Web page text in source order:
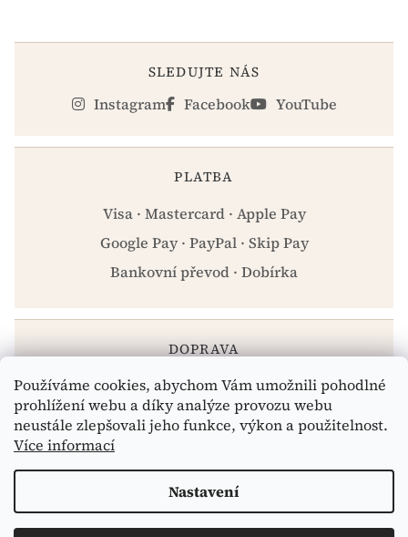
Používáme cookies, abychom Vám umožnili pohodlné
prohlížení webu a díky analýze provozu webu
neustále zlepšovali jeho funkce, výkon a použitelnost.
Více informací
Nastavení
SLEDUJTE NÁS
Instagram Facebook YouTube
PLATBA
Visa · Mastercard · Apple Pay
Google Pay · PayPal · Skip Pay
Bankovní převod · Dobírka
DOPRAVA
Zásilkovna · PPL · Osobní odběr Praha